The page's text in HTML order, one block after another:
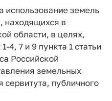
использование земель
находящихся в
области, в целях,
4, 7 и 9 пункта 1 статьи
Российской
земельных
сервитута, публичного